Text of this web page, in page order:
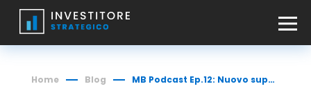
Home Blog MB Podcast Ep.12: Nuovo super-ciclo delle materie prime?